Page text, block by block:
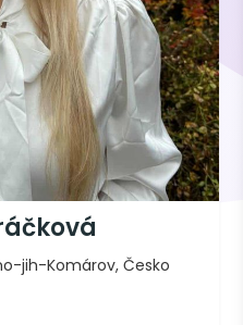
jih-Komárov, Česko